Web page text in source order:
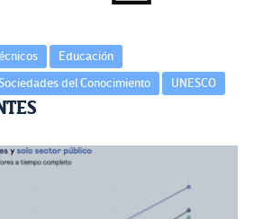
Educación
del Conocimiento UNESCO